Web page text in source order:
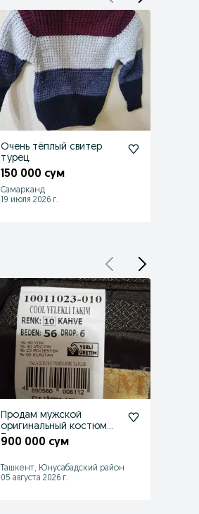
Очень тёплый свитер
турец.
150 000 сум
Самарканд
19 июля 2026 г.
Продам мужской
оригинальный костюм
Турция
900 000 сум
Ташкент, Юнусабадский район
05 августа 2026 г.